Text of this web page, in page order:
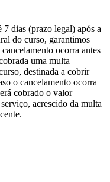
7 dias (prazo legal) após a
do curso, garantimos
ocorra antes
uma multa
destinada a cobrir
o cancelamento ocorra
cobrado o valor
acrescido da multa